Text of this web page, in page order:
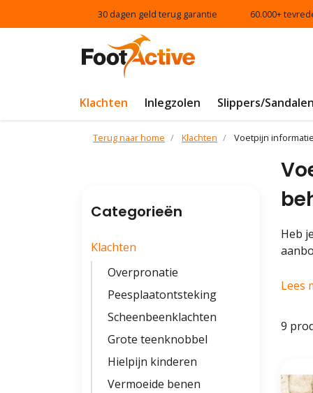
30 dagen geld terug garantie 60.000+
Klachten Inlegzolen Slippers/
Terug naar home Klachten Voetpijn
Heb
Lees
9
Categorieën
Klachten
Overpronatie
Peesplaatontsteking
Scheenbeenklachten
Grote teenknobbel
Hielpijn kinderen
Vermoeide benen